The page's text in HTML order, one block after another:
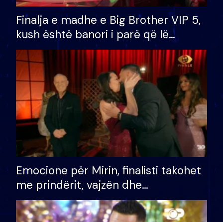
Finalja e madhe e Big Brother VIP 5,
kush është banori i parë që lë
shtëpinë dhe humb mundësinë për
të fituar çmimin e madh
Emocione për Mirin, finalisti takohet
me prindërit, vajzën dhe
bashkëshorten: S’kemi ndonjë letër
divorci apo jo?